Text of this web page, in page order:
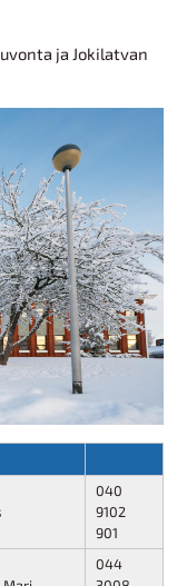
ja Jokilatvan
040
9102
901
044